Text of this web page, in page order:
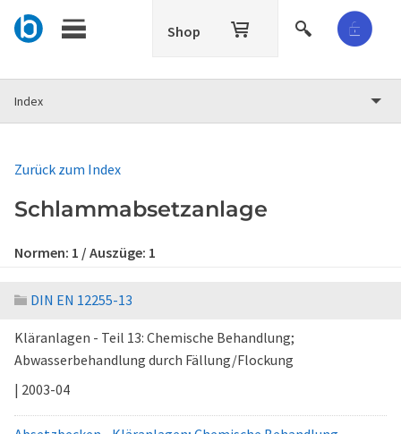
Shop
Index
Zurück zum Index
Schlammabsetzanlage
Normen: 1 / Auszüge: 1
DIN EN 12255-13
Kläranlagen - Teil 13: Chemische Behandlung;
Abwasserbehandlung durch Fällung/Flockung
| 2003-04